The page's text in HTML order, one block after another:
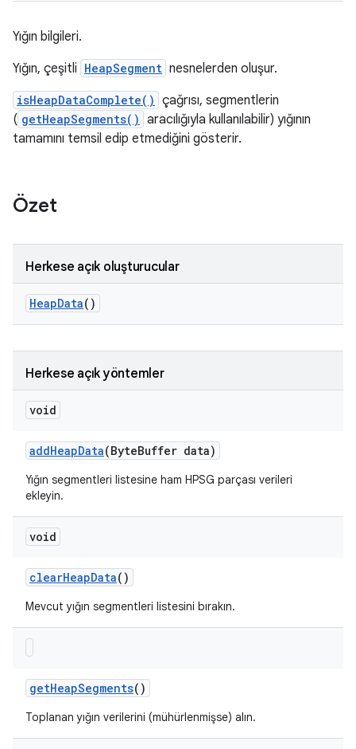
Yığın bilgileri.
Yığın, çeşitli HeapSegment nesnelerden oluşur.
isHeapDataComplete() çağrısı, segmentlerin
( getHeapSegments() aracılığıyla kullanılabilir) yığının
tamamını temsil edip etmediğini gösterir.
Özet
Herkese açık oluşturucular
HeapData()
Herkese açık yöntemler
void
addHeapData(ByteBuffer data)
Yığın segmentleri listesine ham HPSG parçası verileri
ekleyin.
void
clearHeapData()
Mevcut yığın segmentleri listesini bırakın.
getHeapSegments()
Toplanan yığın verilerini (mühürlenmişse) alın.